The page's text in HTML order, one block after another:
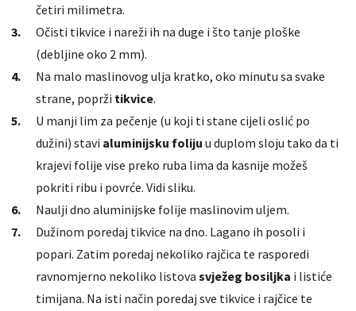
četiri milimetra.
Očisti tikvice i nareži ih na duge i što tanje ploške
(debljine oko 2 mm).
Na malo maslinovog ulja kratko, oko minutu sa svake
strane, poprži tikvice.
U manji lim za pečenje (u koji ti stane cijeli oslić po
dužini) stavi aluminijsku foliju u duplom sloju tako da ti
krajevi folije vise preko ruba lima da kasnije možeš
pokriti ribu i povrće. Vidi sliku.
Naulji dno aluminijske folije maslinovim uljem.
Dužinom poredaj tikvice na dno. Lagano ih posoli i
popari. Zatim poredaj nekoliko rajčica te rasporedi
ravnomjerno nekoliko listova svježeg bosiljka i listiće
timijana. Na isti način poredaj sve tikvice i rajčice te